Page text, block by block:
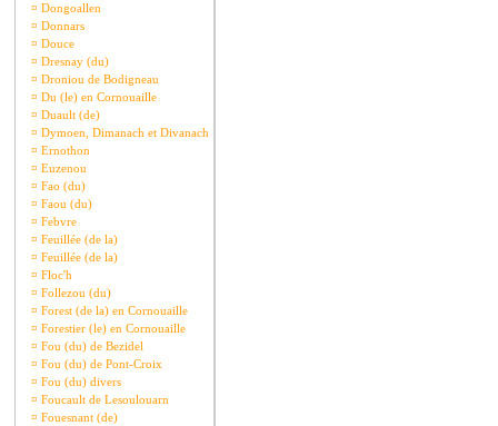
¤ Dongoallen
¤ Donnars
¤ Douce
¤ Dresnay (du)
¤ Droniou de Bodigneau
¤ Du (le) en Cornouaille
¤ Duault (de)
¤ Dymoen, Dimanach et Divanach
¤ Ernothon
¤ Euzenou
¤ Fao (du)
¤ Faou (du)
¤ Febvre
¤ Feuillée (de la)
¤ Feuillée (de la)
¤ Floc'h
¤ Follezou (du)
¤ Forest (de la) en Cornouaille
¤ Forestier (le) en Cornouaille
¤ Fou (du) de Bezidel
¤ Fou (du) de Pont-Croix
¤ Fou (du) divers
¤ Foucault de Lesoulouarn
¤ Fouesnant (de)